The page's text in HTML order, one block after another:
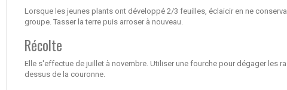
Lorsque les jeunes plants ont développé 2/3 feuilles, éclaicir en ne
groupe. Tasser la terre puis arroser à nouveau.
Récolte
Elle s'effectue de juillet à novembre. Utiliser une fourche pour dégager les
dessus de la couronne.